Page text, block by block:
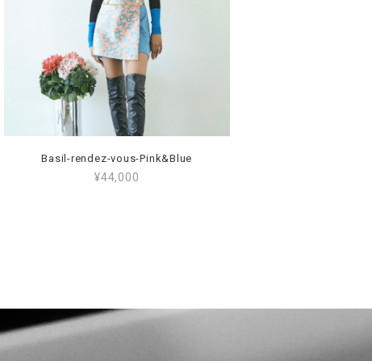
Basil-rendez-vous-Pink&Blue
¥44,000